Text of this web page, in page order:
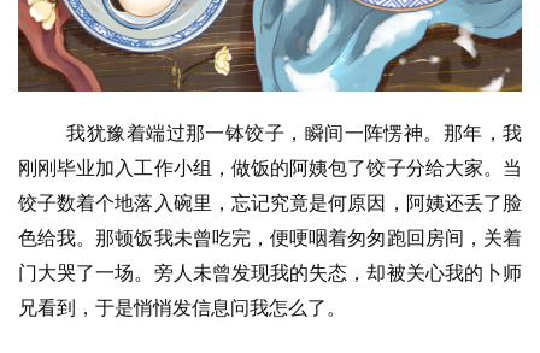
我犹豫着端过那一钵饺子，瞬间一阵愣神。那年，我
刚刚毕业加入工作小组，做饭的阿姨包了饺子分给大家。当
饺子数着个地落入碗里，忘记究竟是何原因，阿姨还丢了脸
色给我。那顿饭我未曾吃完，便哽咽着匆匆跑回房间，关着
门大哭了一场。旁人未曾发现我的失态，却被关心我的卜师
兄看到，于是悄悄发信息问我怎么了。